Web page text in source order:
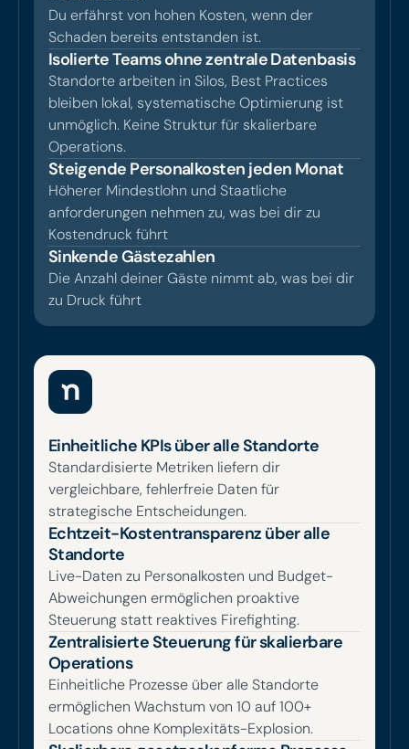
Du erfährst von hohen Kosten, wenn der
Schaden bereits entstanden ist.
Isolierte Teams ohne zentrale Datenbasis
Standorte arbeiten in Silos, Best Practices
bleiben lokal, systematische Optimierung ist
unmöglich. Keine Struktur für skalierbare
Operations.
Steigende Personalkosten jeden Monat
Höherer Mindestlohn und Staatliche
anforderungen nehmen zu, was bei dir zu
Kostendruck führt
Sinkende Gästezahlen
Die Anzahl deiner Gäste nimmt ab, was bei dir
zu Druck führt
Einheitliche KPIs über alle Standorte
Standardisierte Metriken liefern dir
vergleichbare, fehlerfreie Daten für
strategische Entscheidungen.
Echtzeit-Kostentransparenz über alle
Standorte
Live-Daten zu Personalkosten und Budget-
Abweichungen ermöglichen proaktive
Steuerung statt reaktives Firefighting.
Zentralisierte Steuerung für skalierbare
Operations
Einheitliche Prozesse über alle Standorte
ermöglichen Wachstum von 10 auf 100+
Locations ohne Komplexitäts-Explosion.